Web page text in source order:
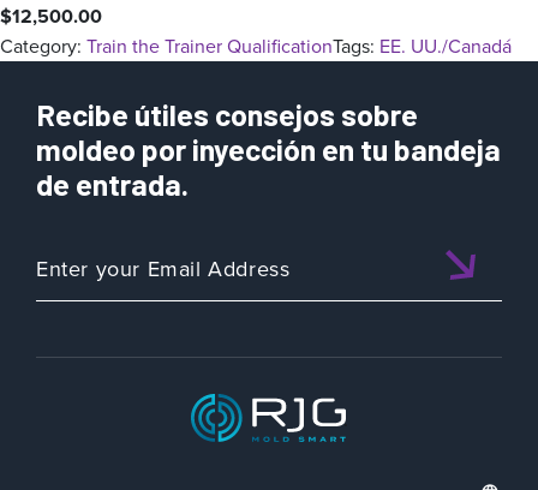
$12,500.00
Category: Train the Trainer QualificationTags: EE. UU./Canadá
Recibe útiles consejos sobre
moldeo por inyección en tu bandeja
de entrada.